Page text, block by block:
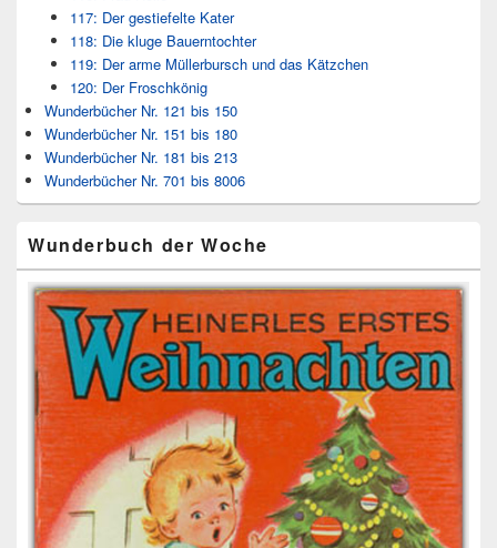
117: Der gestiefelte Kater
118: Die kluge Bauerntochter
119: Der arme Müllerbursch und das Kätzchen
120: Der Froschkönig
Wunderbücher Nr. 121 bis 150
Wunderbücher Nr. 151 bis 180
Wunderbücher Nr. 181 bis 213
Wunderbücher Nr. 701 bis 8006
Wunderbuch der Woche